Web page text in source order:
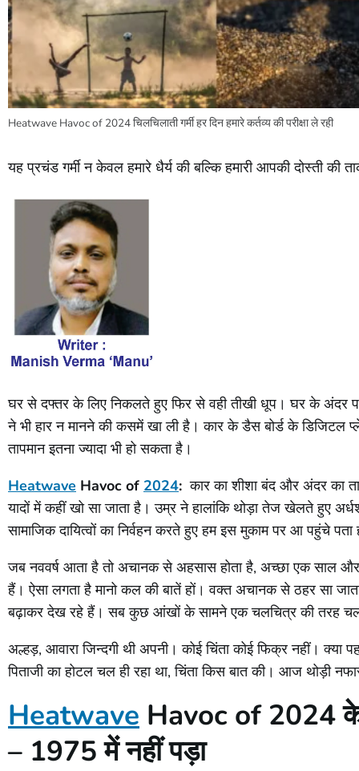
Heatwave Havoc of 2024 चिलचिलाती गर्मी हर दिन हमारे कर्तव्य की परीक्षा ले रही
यह प्रचंड गर्मी न केवल हमारे धैर्य की बल्कि हमारी आपकी दोस्ती की
घर से दफ्तर के लिए निकलते हुए फिर से वही तीखी धूप। घर के अंदर
ने भी हार न मानने की कसमें खा ली है। कार के डैस बोर्ड के डिजिटल
तापमान इतना ज्यादा भी हो सकता है।
Heatwave Havoc of 2024: कार का शीशा बंद और अंदर का
यादों में कहीं खो सा जाता है। उम्र ने हालांकि थोड़ा तेज खेलते हुए
सामाजिक दायित्वों का निर्वहन करते हुए हम इस मुकाम पर आ पहुंचे पता
जब नववर्ष आता है तो अचानक से अहसास होता है, अच्छा एक साल
हैं। ऐसा लगता है मानो कल की बातें हों। वक्त अचानक से ठहर सा
बढ़ाकर देख रहे हैं। सब कुछ आंखों के सामने एक चलचित्र की तरह
अल्हड़, आवारा जिन्दगी थी अपनी। कोई चिंता कोई फिक्र नहीं।
पिताजी का होटल चल ही रहा था, चिंता किस बात की। आज थोड़ी
Heatwave Havoc of 2024
– 1975 में नहीं पड़ा